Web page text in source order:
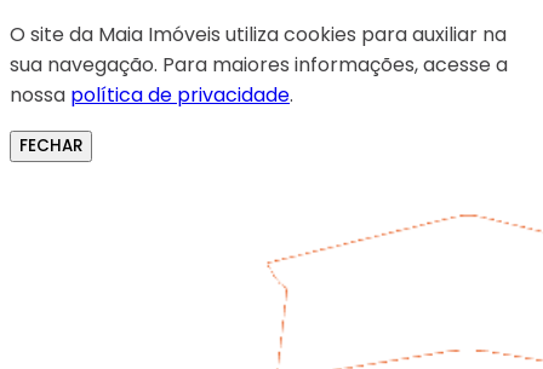
O site da Maia Imóveis utiliza cookies para auxiliar na
sua navegação. Para maiores informações, acesse a
nossa política de privacidade.
FECHAR